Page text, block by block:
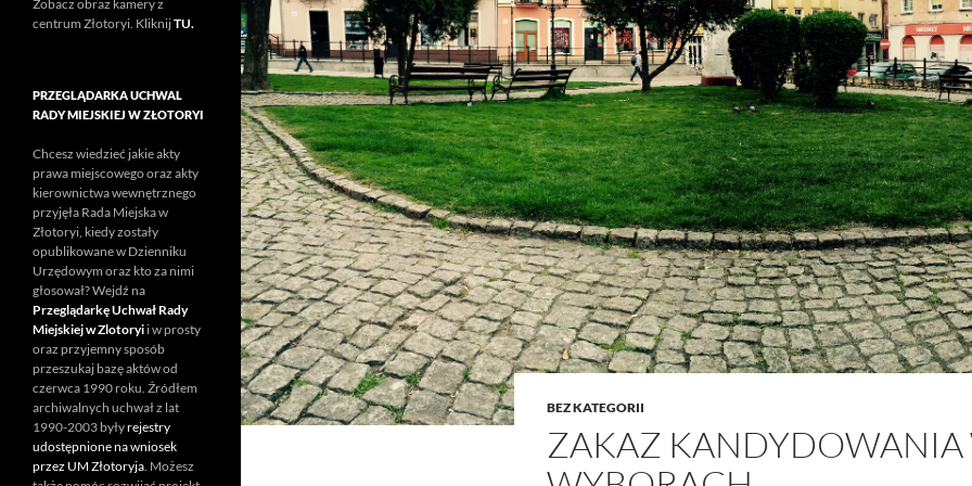
BEZ KATEGORII
ZAKAZ KANDYDOWANIA
Zobacz obraz kamery z
centrum Złotoryi. KliknijTU.
PRZEGLĄDARKA UCHWAL
RADY MIEJSKIEJ W ZŁOTORYI
Chcesz wiedzieć jakie akty
prawa miejscowego oraz akty
kierownictwa wewnętrznego
przyjęła Rada Miejska w
Złotoryi, kiedy zostały
opublikowane w Dzienniku
Urzędowym oraz kto za nimi
głosował? Wejdź na
Przeglądarkę Uchwał Rady
Miejskiej w Zlotoryi i w prosty
oraz przyjemny sposób
przeszukaj bazę aktów od
czerwca 1990 roku. Źródłem
archiwalnych uchwał z lat
1990-2003 byłyrejestry
udostępnione na wniosek
przez UM Złotoryja. Możesz